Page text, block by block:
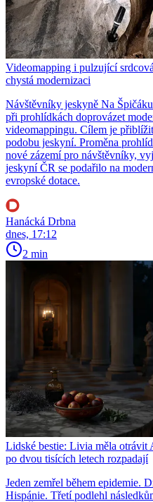
Videomapping i pulzující
chystá modernizaci
Návštěvníky jeskyně Na
při prohlídkách doprovázet
videomappingu. Cílem je
podobu jeskyní. Proměna
nové zázemí pro návštěvníky,
jeskyní ČR se podařilo na
evropské dotace.
Hanácká Drbna
dnes, 17:12
2 min
Lidské bestie: Livia měla otrávit
po dvou tisících letech rozpadají
Jeden zemřel během epidemie.
Hispánie. Třetí podlehl